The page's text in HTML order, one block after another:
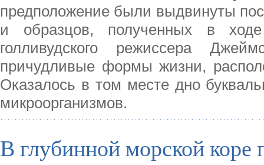
предположение были выдвинуты
и образцов, полученных в ходе
голливудского режиссера
причудливые формы жизни,
Оказалось в том месте дно
микроорганизмов.
В глубинной морской коре